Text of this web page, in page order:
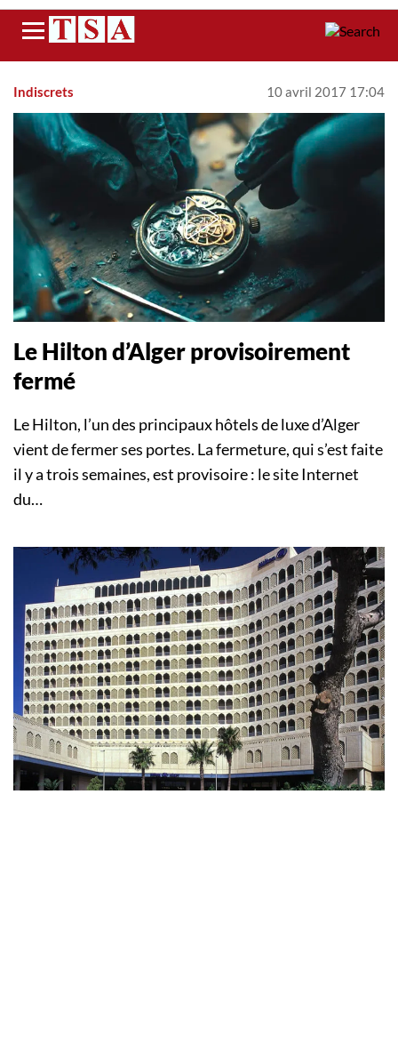
Menu
Indiscrets 10 avril 2017 17:04
Le Hilton d’Alger provisoirement
fermé
Le Hilton, l’un des principaux hôtels de luxe d’Alger
vient de fermer ses portes. La fermeture, qui s’est faite
il y a trois semaines, est provisoire : le site Internet
du…